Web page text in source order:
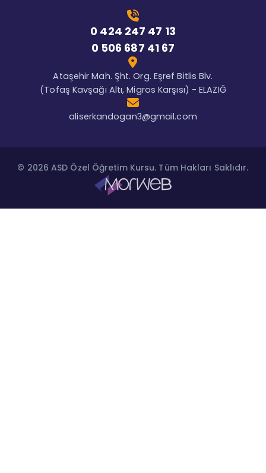
0 424 247 47 13
0 506 687 41 67
Ataşehir Mah. Şht. Org. Eşref Bitlis Blv.
(Tofaş Kavşağı Altı, Migros Karşısı) - ELAZIĞ
aliserkandogan3@gmail.com
© 2026 ASD Özel Öğretim Kursu. Tüm Hakları Saklıdır.